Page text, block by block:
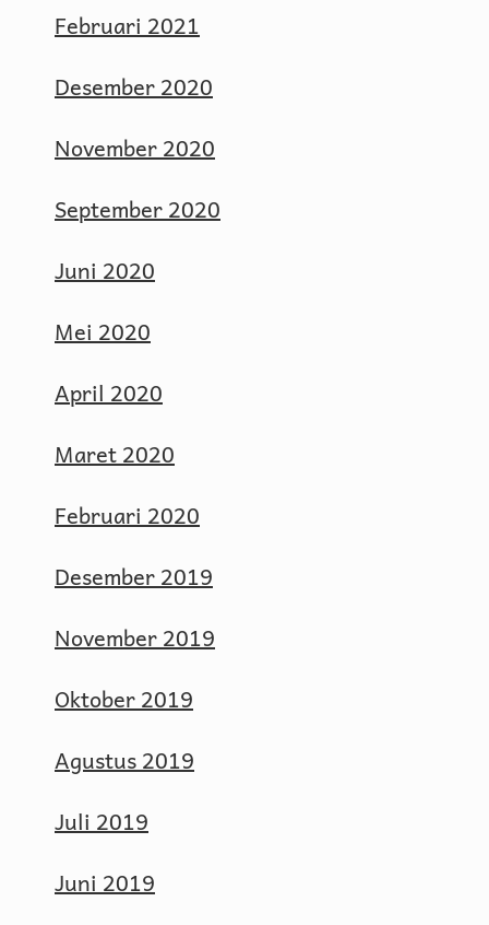
Februari 2021
Desember 2020
November 2020
September 2020
Juni 2020
Mei 2020
April 2020
Maret 2020
Februari 2020
Desember 2019
November 2019
Oktober 2019
Agustus 2019
Juli 2019
Juni 2019